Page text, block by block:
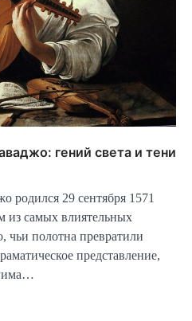
гений света и тени
родился 29 сентября 1571
из самых влиятельных
чьи полотна превратили
представление,